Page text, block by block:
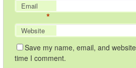
Email
*
Website
Save my name, email, and
time I comment.